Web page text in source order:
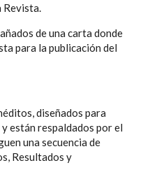
Revista.
de una carta donde
para la publicación del
diseñados para
están respaldados por el
una secuencia de
Resultados y